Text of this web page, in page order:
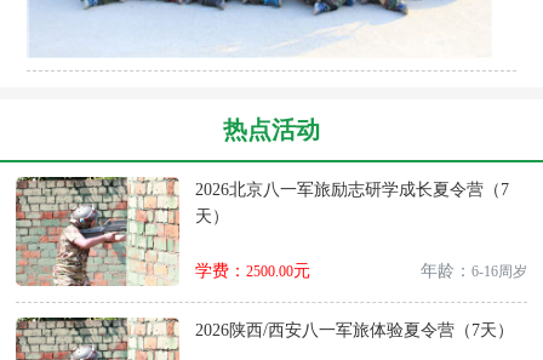
热点活动
2026北京八一军旅励志研学成长夏令营（7
天）
学费： 2500.00元 年龄： 6-16周岁
2026陕西/西安八一军旅体验夏令营（7天）